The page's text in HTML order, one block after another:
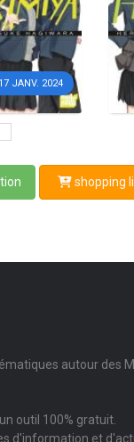
JANV. 2024
shopping
autour des
outil 100% gratuit.
d'information et